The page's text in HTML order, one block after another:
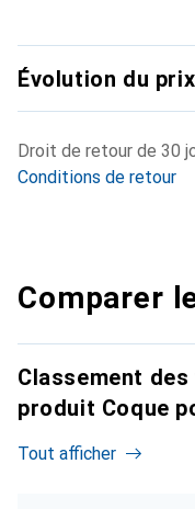
Évolution du prix
Droit de retour de 30
Conditions de retour
Comparer
Classement
produit Coque
Tout afficher